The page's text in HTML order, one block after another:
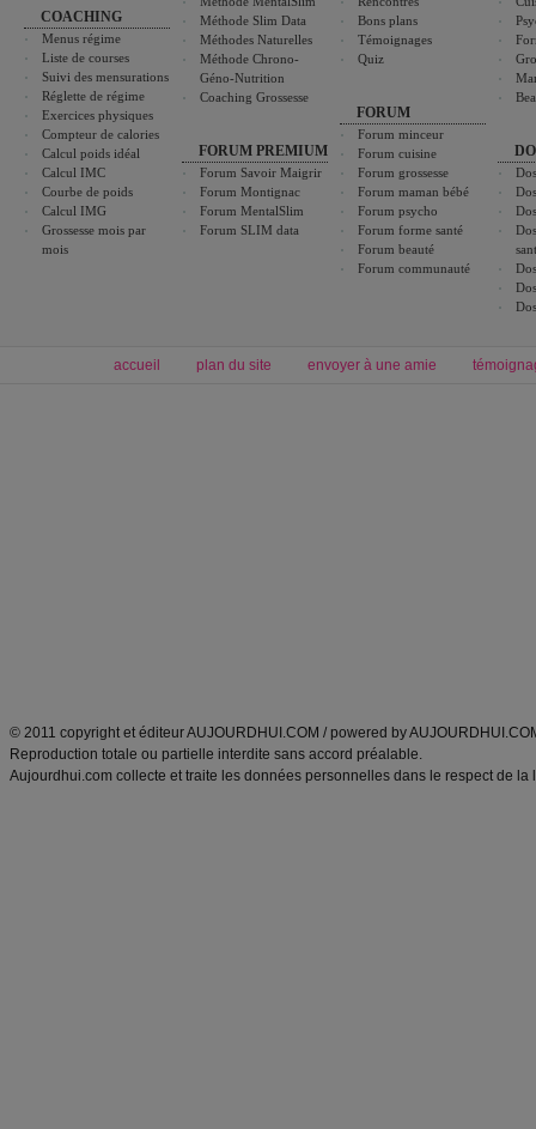
COACHING
Menus régime
Liste de courses
Suivi des mensurations
Réglette de régime
Exercices physiques
Compteur de calories
Calcul poids idéal
Calcul IMC
Courbe de poids
Calcul IMG
Grossesse mois par
mois
Méthode Slim Data
Méthodes Naturelles
Méthode Chrono-
Géno-Nutrition
Coaching Grossesse
FORUM PREMIUM
Forum Savoir Maigrir
Forum Montignac
Forum MentalSlim
Forum SLIM data
Bons plans
Témoignages
Quiz
FORUM
Forum minceur
Forum cuisine
Forum grossesse
Forum maman bébé
Forum psycho
Forum forme santé
Forum beauté
Forum communauté
accueil plan du site envoyer à une amie
© 2011 copyright et éditeur AUJOURDHUI.COM / powered by
Reproduction totale ou partielle interdite sans accord préalable.
Aujourdhui.com collecte et traite les données personnelles dans le respect de